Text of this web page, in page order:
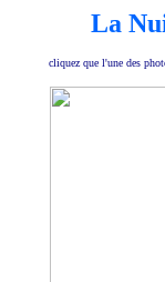
La
cliquez que l'une des